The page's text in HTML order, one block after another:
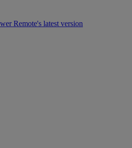
Remote's latest version